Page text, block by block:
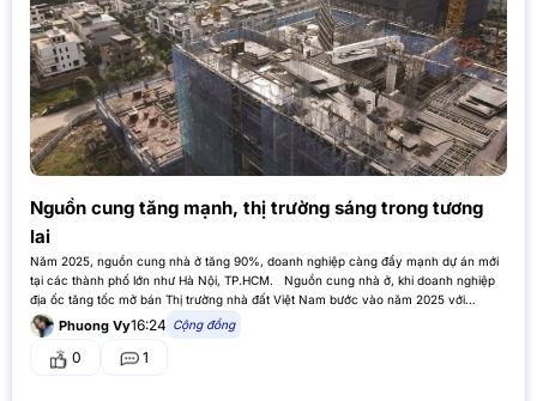
Nguồn cung tăng mạnh, thị trường sáng trong tương
lai
Năm 2025, nguồn cung nhà ở tăng 90%, doanh nghiệp càng đẩy mạnh dự án mới
tại các thành phố lớn như Hà Nội, TP.HCM. Nguồn cung nhà ở, khi doanh nghiệp
địa ốc tăng tốc mở bán Thị trường nhà đất Việt Nam bước vào năm 2025 với…
Phuong Vy16:24 Cộng đồng
0 1